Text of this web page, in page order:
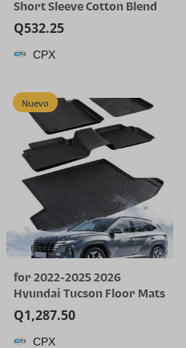
Short Sleeve Cotton Blend
T-Shirts Crew Neck Casual
Summer Basic Tee Shirts
Q532.25
CPX
Nuevo
for 2022-2025 2026
Hyundai Tucson Floor Mats
(Gas Models Only) | All-
Weather TPE Car Mats &
Cargo Liner, Custom Fit for
Q1,287.50
CPX